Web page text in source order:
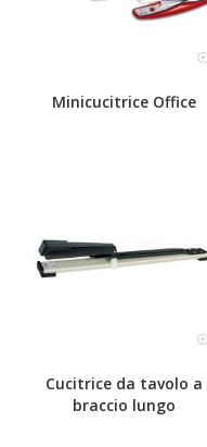
Minicucitrice Office
Cucitrice da tavolo a
braccio lungo